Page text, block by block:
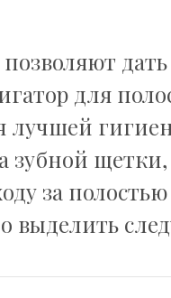
для
зубной
за полостью
выделить